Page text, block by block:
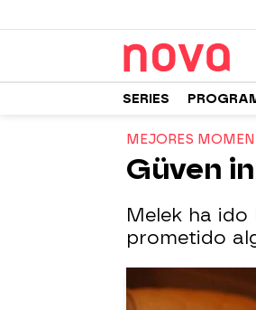
SERIES
MEJORES
Güven
Melek ha
prometido